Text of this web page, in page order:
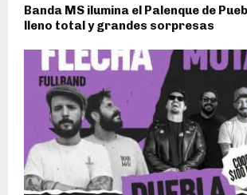
Banda MS ilumina el Palenque de
lleno total y grandes sorpresas